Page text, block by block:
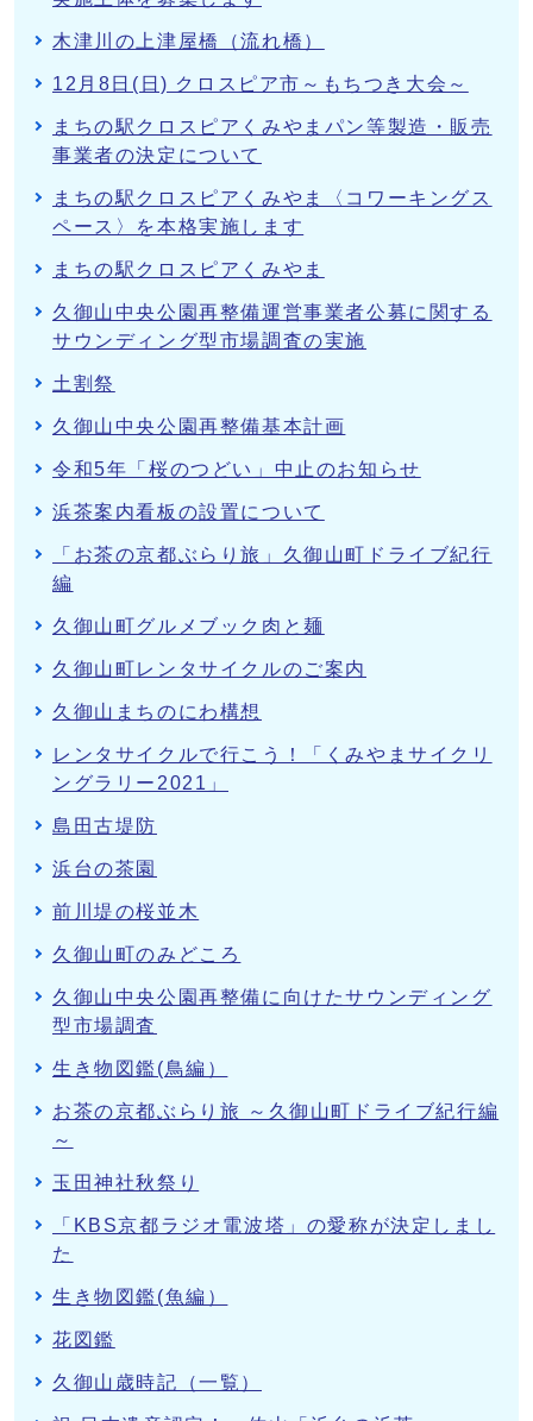
木津川の上津屋橋（流れ橋）
12月8日(日) クロスピア市～もちつき大会～
まちの駅クロスピアくみやまパン等製造・販売
事業者の決定について
まちの駅クロスピアくみやま〈コワーキングス
ペース〉を本格実施します
まちの駅クロスピアくみやま
久御山中央公園再整備運営事業者公募に関する
サウンディング型市場調査の実施
土割祭
久御山中央公園再整備基本計画
令和5年「桜のつどい」中止のお知らせ
浜茶案内看板の設置について
「お茶の京都ぶらり旅」久御山町ドライブ紀行
編
久御山町グルメブック肉と麺
久御山町レンタサイクルのご案内
久御山まちのにわ構想
レンタサイクルで行こう！「くみやまサイクリ
ングラリー2021」
島田古堤防
浜台の茶園
前川堤の桜並木
久御山町のみどころ
久御山中央公園再整備に向けたサウンディング
型市場調査
生き物図鑑(鳥編）
お茶の京都ぶらり旅 ～久御山町ドライブ紀行編
～
玉田神社秋祭り
「KBS京都ラジオ電波塔」の愛称が決定しまし
た
生き物図鑑(魚編）
花図鑑
久御山歳時記（一覧）